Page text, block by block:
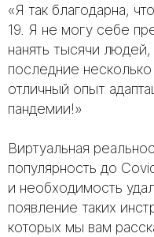
«Я так благодарна,
19. Я не могу себе
нанять тысячи
последние
отличный опыт
пандемии!»
Виртуальная
популярность до
и необходимость
появление таких
которых мы вам